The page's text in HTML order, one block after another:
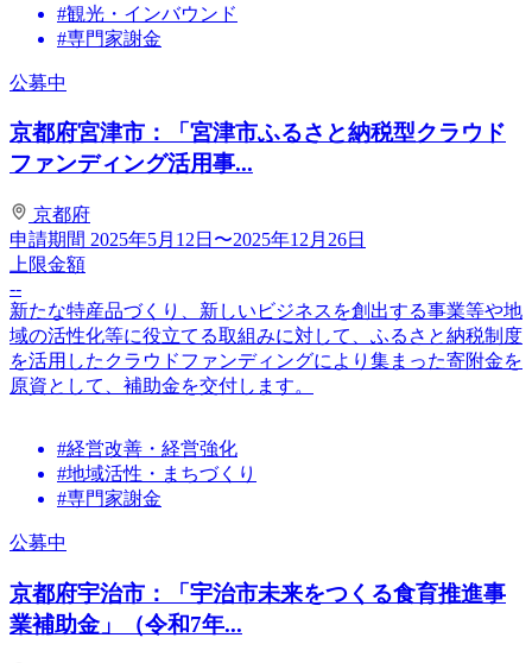
#観光・インバウンド
#専門家謝金
公募中
京都府宮津市：「宮津市ふるさと納税型クラウド
ファンディング活用事...
京都府
申請期間 2025年5月12日〜2025年12月26日
上限金額
--
新たな特産品づくり、新しいビジネスを創出する事業等や地
域の活性化等に役立てる取組みに対して、ふるさと納税制度
を活用したクラウドファンディングにより集まった寄附金を
原資として、補助金を交付します。
#経営改善・経営強化
#地域活性・まちづくり
#専門家謝金
公募中
京都府宇治市：「宇治市未来をつくる食育推進事
業補助金」（令和7年...